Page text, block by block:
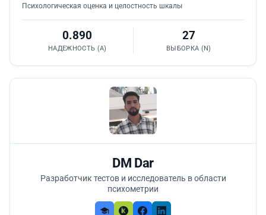
Психологическая оценка и целостность шкалы
0.890
НАДЕЖНОСТЬ (Α)
27
ВЫБОРКА (N)
DM Dar
Разработчик тестов и исследователь в области
психометрии